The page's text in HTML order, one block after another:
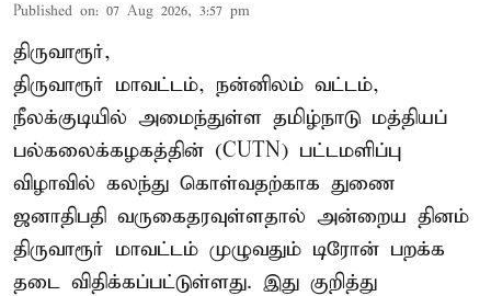
Published on: 07 Aug 2026, 3:57 pm
திருவாரூர்,
திருவாரூர் மாவட்டம், நன்னிலம் வட்டம்,
நீலக்குடியில் அமைந்துள்ள தமிழ்நாடு மத்தியப்
பல்கலைக்கழகத்தின் (CUTN) பட்டமளிப்பு
விழாவில் கலந்து கொள்வதற்காக துணை
ஜனாதிபதி வருகைதரவுள்ளதால் அன்றைய தினம்
திருவாரூர் மாவட்டம் முழுவதும் டிரோன் பறக்க
தடை விதிக்கப்பட்டுள்ளது. இது குறித்து